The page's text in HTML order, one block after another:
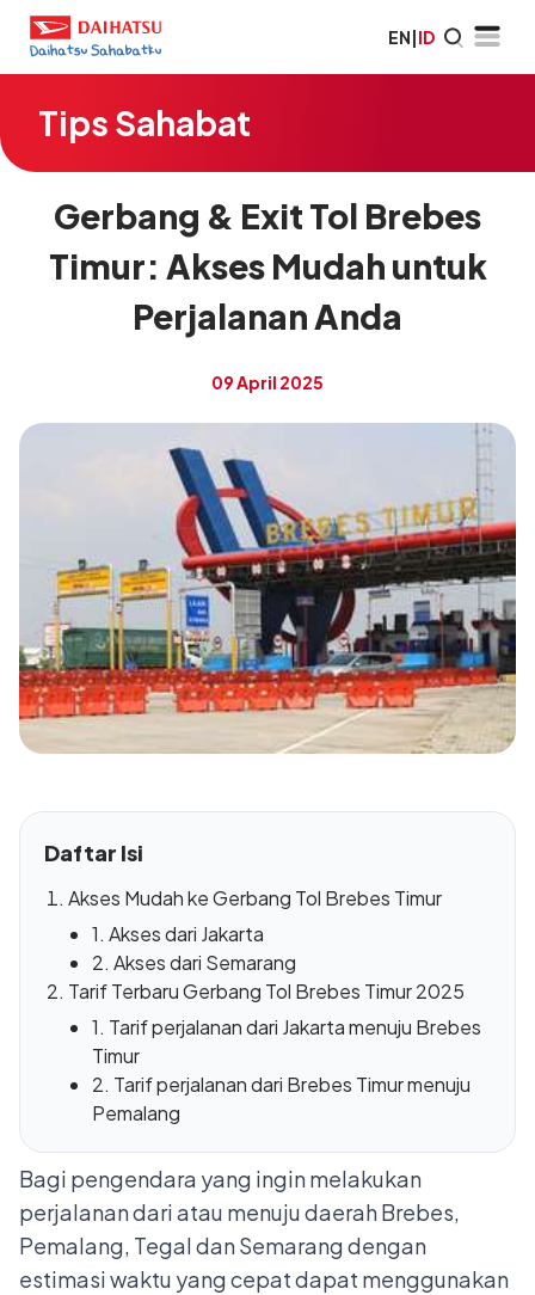
EN|ID
Tips Sahabat
Gerbang & Exit Tol Brebes
Timur: Akses Mudah untuk
Perjalanan Anda
09 April 2025
Daftar Isi
Akses Mudah ke Gerbang Tol Brebes Timur
1. Akses dari Jakarta
2. Akses dari Semarang
Tarif Terbaru Gerbang Tol Brebes Timur 2025
1. Tarif perjalanan dari Jakarta menuju Brebes
Timur
2. Tarif perjalanan dari Brebes Timur menuju
Pemalang
Bagi pengendara yang ingin melakukan
perjalanan dari atau menuju daerah Brebes,
Pemalang, Tegal dan Semarang dengan
estimasi waktu yang cepat dapat menggunakan